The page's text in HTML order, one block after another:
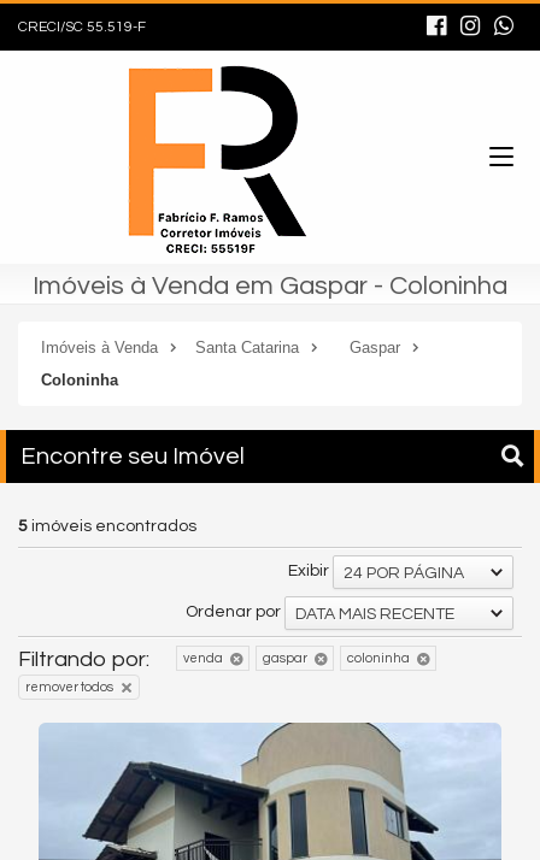
CRECI/SC 55.519-F
Imóveis à Venda em Gaspar - Coloninha
Imóveis à Venda Santa Catarina
Gaspar
Coloninha
Encontre seu Imóvel
5 imóveis encontrados
Exibir 24 POR PÁGINA
Ordenar por DATA MAIS RECENTE
Filtrando por: venda gaspar coloninha
remover todos